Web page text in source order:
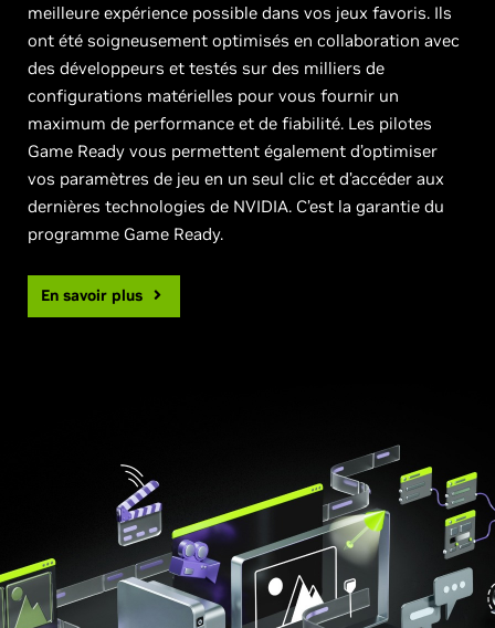
meilleure expérience possible dans vos jeux favoris. Ils
ont été soigneusement optimisés en collaboration avec
des développeurs et testés sur des milliers de
configurations matérielles pour vous fournir un
maximum de performance et de fiabilité. Les pilotes
Game Ready vous permettent également d’optimiser
vos paramètres de jeu en un seul clic et d’accéder aux
dernières technologies de NVIDIA. C’est la garantie du
programme Game Ready.
En savoir plus